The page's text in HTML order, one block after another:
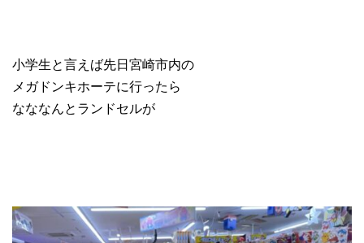
小学生と言えば先日宮崎市内の
メガドンキホーテに行ったら
なななんとランドセルが